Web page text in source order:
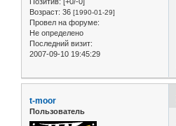
Возраст: 36 [1990-01-29]
Провел на форуме:
Не определено
Последний визит:
2007-09-10 19:45:29
t-moor
Пользователь